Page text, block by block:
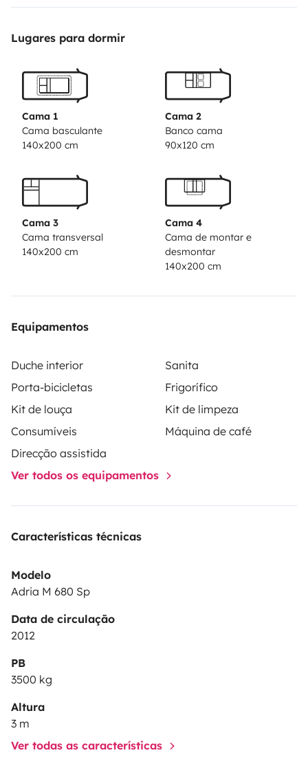
2 lits de 2m x 1,40m
D’une dînette avec rallonge pouvant accueillir 6
pivotants.
Une télé 12v
Une cuisine avec un évier, cafetière senséo , une plaque
3 feux gaz, d’un frigo et congélateur et d’un four gaz.
Une salle d’eau avec parois rigide, lavabo et toilette
couettes, oreillers pour les 2 lits. Vaisselles et couverts
100litres d’eau potable.
1 chauffe eau et chauffage eau pulsée gaz.
1 batterie cellule.
1 panneau solaire.
D’un grand coffre traversant.
1 rallonge électrique 20m.
1 tuyau d’eau 20m.
Deux prises mâle et femelle pour s’alimenter au 220v.
1 camera de recule
Possibilité de fournir tables, chaises, bains de soleil et
plancha gaz. Sous forme de forfaits.
Lugares para dormir
Cama 1
Cama basculante
140x200 cm
Cama 2
Banco cama
90x120 cm
Cama 3
Cama transversal
140x200 cm
Cama 4
Cama de montar e
desmontar
140x200 cm
Equipamentos
Duche interior
Sanita
Porta-bicicletas
Frigorífico
Kit de louça
Kit de limpeza
Consumíveis
Máquina de café
Direcção assistida
Ver todos os equipamentos
Características técnicas
Modelo
Adria M 680 Sp
Data de circulação
2012
PB
3500 kg
Altura
3 m
Ver todas as características